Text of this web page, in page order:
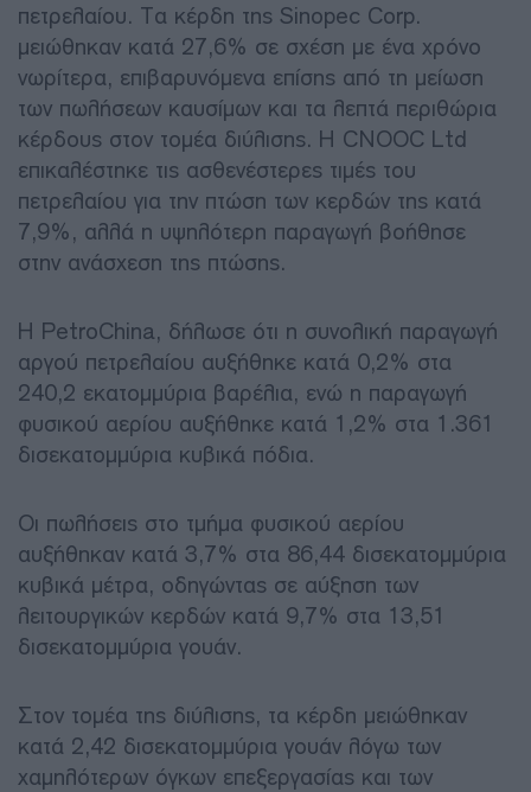
πετρελαίου. Τα κέρδη της Sinopec Corp.
μειώθηκαν κατά 27,6% σε σχέση με ένα χρόνο
νωρίτερα, επιβαρυνόμενα επίσης από τη μείωση
των πωλήσεων καυσίμων και τα λεπτά περιθώρια
κέρδους στον τομέα διύλισης. Η CNOOC Ltd
επικαλέστηκε τις ασθενέστερες τιμές του
πετρελαίου για την πτώση των κερδών της κατά
7,9%, αλλά η υψηλότερη παραγωγή βοήθησε
στην ανάσχεση της πτώσης.
H PetroChina, δήλωσε ότι η συνολική παραγωγή
αργού πετρελαίου αυξήθηκε κατά 0,2% στα
240,2 εκατομμύρια βαρέλια, ενώ η παραγωγή
φυσικού αερίου αυξήθηκε κατά 1,2% στα 1.361
δισεκατομμύρια κυβικά πόδια.
Οι πωλήσεις στο τμήμα φυσικού αερίου
αυξήθηκαν κατά 3,7% στα 86,44 δισεκατομμύρια
κυβικά μέτρα, οδηγώντας σε αύξηση των
λειτουργικών κερδών κατά 9,7% στα 13,51
δισεκατομμύρια γουάν.
Στον τομέα της διύλισης, τα κέρδη μειώθηκαν
κατά 2,42 δισεκατομμύρια γουάν λόγω των
χαμηλότερων όγκων επεξεργασίας και των